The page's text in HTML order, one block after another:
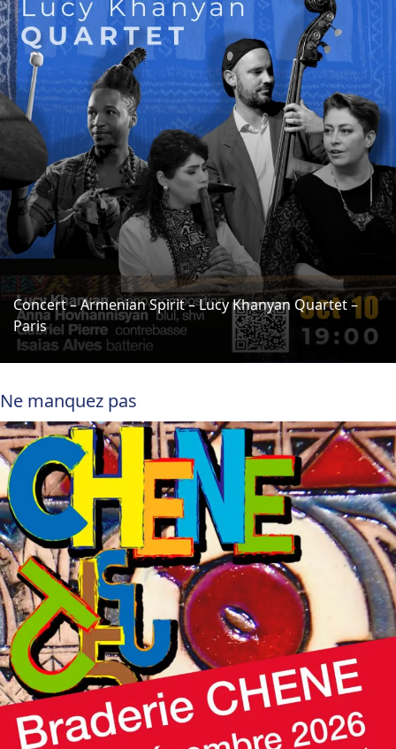
Concert – Armenian Spirit – Lucy Khanyan Quartet –
Paris
Ne manquez pas